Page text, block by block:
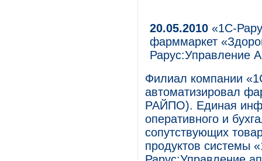
20.05.2010 «1С-
фарммаркет
Рарус:Управление
Филиал компании
автоматизировал
РАЙПО). Единая
оперативного и
сопутствующих
продуктов системы